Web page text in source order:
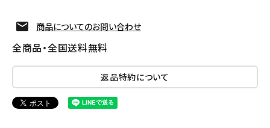
商品についてのお問い合わせ
全商品・全国送料無料
返品特約について